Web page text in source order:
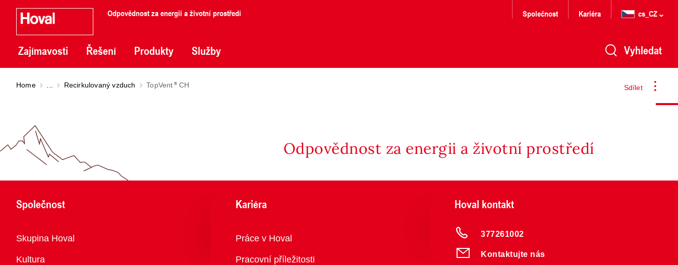
Odpovědnost za energii a životní prostředí
Zajímavosti Řešení Produkty Služby
Společnost Kariéra cs_CZ
Vyhledat
Sdílet
Home Recirkulovaný vzduch TopVent CH
Odpovědnost za energii a životní prostředí
Společnost
Přehled
Skupina Hoval
Kultura
Kariéra
Přehled
Práce v Hoval
Pracovní příležitosti
Hoval kontakt
377261002
Kontaktujte nás